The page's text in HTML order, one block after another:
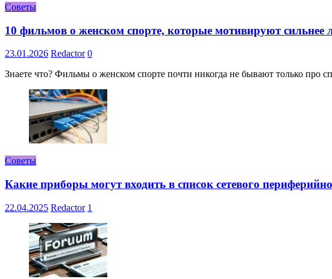
Советы
10 фильмов о женском спорте, которые мотивируют сильнее
23.01.2026 Redactor 0
Знаете что? Фильмы о женском спорте почти никогда не бывают только про
Советы
Какие приборы могут входить в список сетевого
22.04.2025 Redactor 1